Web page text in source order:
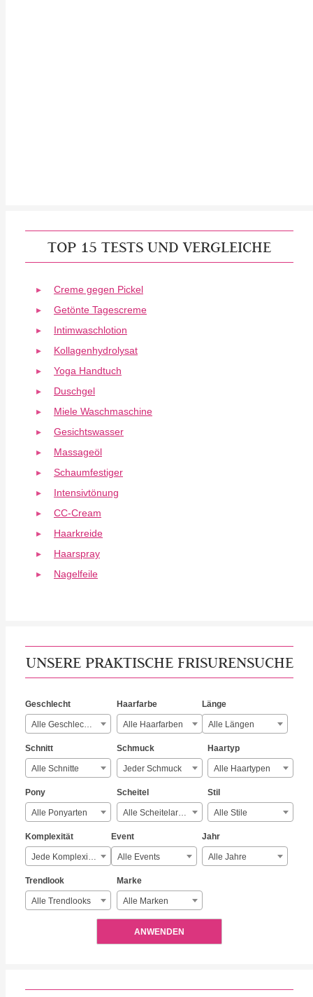
TOP 15 TESTS UND VERGLEICHE
Creme gegen Pickel
Getönte Tagescreme
Intimwaschlotion
Kollagenhydrolysat
Yoga Handtuch
Duschgel
Miele Waschmaschine
Gesichtswasser
Massageöl
Schaumfestiger
Intensivtönung
CC-Cream
Haarkreide
Haarspray
Nagelfeile
UNSERE PRAKTISCHE FRISURENSUCHE
Geschlecht
Alle Geschlechter
Haarfarbe
Alle Haarfarben
Länge
Alle Längen
Schnitt
Alle Schnitte
Schmuck
Jeder Schmuck
Haartyp
Alle Haartypen
Pony
Alle Ponyarten
Scheitel
Alle Scheitelarten
Stil
Alle Stile
Komplexität
Jede Komplexität
Event
Alle Events
Jahr
Alle Jahre
Trendlook
Alle Trendlooks
Marke
Alle Marken
ANWENDEN